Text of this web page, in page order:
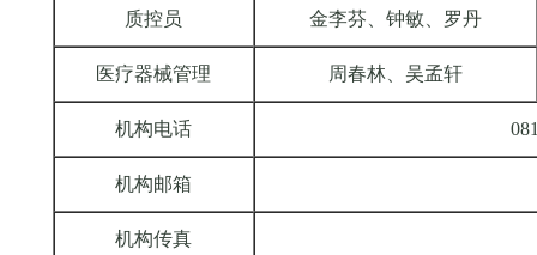
质控员 金李芬、钟敏、罗丹
医疗器械管理 周春林、吴孟轩
机构电话
机构邮箱
机构传真